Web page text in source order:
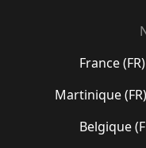
France (FR)
Martinique (FR)
Belgique